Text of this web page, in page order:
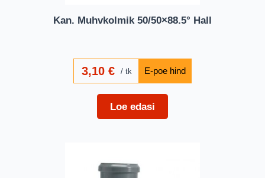
Kan. Muhvkolmik 50/50×88.5° Hall
3,10€ tk
Loe edasi